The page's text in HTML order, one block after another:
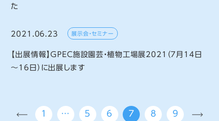
た
2021.06.23 展示会・セミナー
【出展情報】GPEC施設園芸・植物工場展2021（7月14日
～16日）に出展します
1 … 5 6 7 8 9